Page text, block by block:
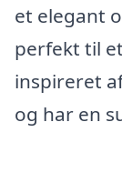
et elegant
perfekt til
inspireret
og har en